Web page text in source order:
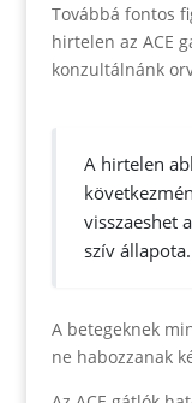
Továbbá fontos
hirtelen az ACE
konzultálnánk
A hirtelen
visszaeshet
szív állapota.
A betegeknek
ne habozzanak